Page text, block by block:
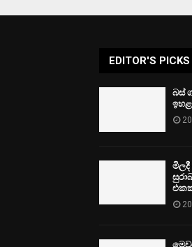
EDITOR'S PICKS
බස්
මිලදී